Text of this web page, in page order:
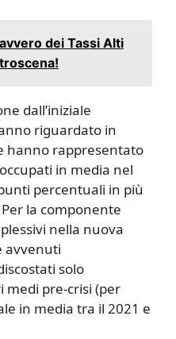
dei Tassi Alti
dall’iniziale
riguardato in
hanno rappresentato
in media nel
percentuali in più
la componente
nella nuova
avvenuti
solo
pre-crisi (per
in media tra il 2021 e